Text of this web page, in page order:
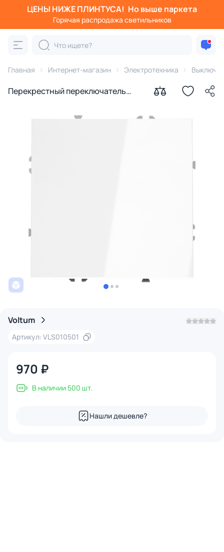
ЦЕНЫ НИЖЕ ПЛИНТУСА! Но выше паркета
Горячая распродажа светильников
Главная Интернет-магазин Электротехника
Перекрестный переключатель
одноклавишный 10А, (белый
Voltum
Артикул: VLS010501
970 ₽
В наличии 500 шт.
Нашли дешевле?